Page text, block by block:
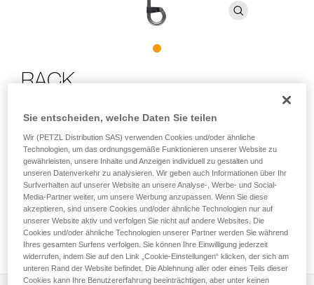
RACK
Für lange Abseilfahrten geeignetes Abseilgerät mit
Bremsbarren
Das RACK ist ein bedienungsfreundliches Abseilgerät für die
Speläologie. Es ist für die Verwendung an halbstatischen
Seilen von 9 bis 13 mm Durchmesser (im Einzelstrang) oder
von 8 bis 11 mm Durchmesser (im Doppelstrang) für lange
Abseilfahrten von mehr als 80 Metern vorgesehen. Die
Bremsbarren können für eine längere Verwendungsdauer
des Geräts ausgewechselt werden.
Sie entscheiden, welche Daten Sie teilen
Wir (PETZL Distribution SAS) verwenden Cookies und/oder ähnliche
Technologien, um das ordnungsgemäße Funktionieren unserer Website zu
gewährleisten, unsere Inhalte und Anzeigen individuell zu gestalten und
unseren Datenverkehr zu analysieren. Wir geben auch Informationen über Ihr
Surfverhalten auf unserer Website an unsere Analyse-, Werbe- und Social-
Media-Partner weiter, um unsere Werbung anzupassen. Wenn Sie diese
akzeptieren, sind unsere Cookies und/oder ähnliche Technologien nur auf
unserer Website aktiv und verfolgen Sie nicht auf andere Websites. Die
Cookies und/oder ähnliche Technologien unserer Partner werden Sie während
Ihres gesamten Surfens verfolgen. Sie können Ihre Einwilligung jederzeit
widerrufen, indem Sie auf den Link „Cookie-Einstellungen“ klicken, der sich am
unteren Rand der Website befindet. Die Ablehnung aller oder eines Teils dieser
Cookies kann Ihre Benutzererfahrung beeinträchtigen, aber unter keinen